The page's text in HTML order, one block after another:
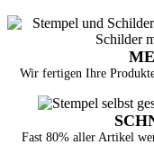
Wir fertigen Ihre
Fast 80% aller Artikel